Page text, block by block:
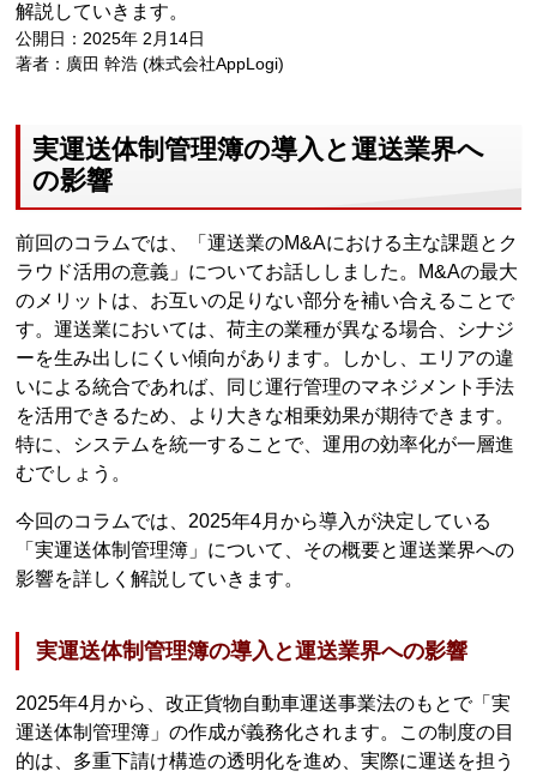
解説していきます。
公開日：2025年 2月14日
著者：廣田 幹浩 (株式会社AppLogi)
実運送体制管理簿の導入と運送業界へ
の影響
前回のコラムでは、「運送業のM&Aにおける主な課題とク
ラウド活用の意義」についてお話ししました。M&Aの最大
のメリットは、お互いの足りない部分を補い合えることで
す。運送業においては、荷主の業種が異なる場合、シナジ
ーを生み出しにくい傾向があります。しかし、エリアの違
いによる統合であれば、同じ運行管理のマネジメント手法
を活用できるため、より大きな相乗効果が期待できます。
特に、システムを統一することで、運用の効率化が一層進
むでしょう。
今回のコラムでは、2025年4月から導入が決定している
「実運送体制管理簿」について、その概要と運送業界への
影響を詳しく解説していきます。
実運送体制管理簿の導入と運送業界への影響
2025年4月から、改正貨物自動車運送事業法のもとで「実
運送体制管理簿」の作成が義務化されます。この制度の目
的は、多重下請け構造の透明化を進め、実際に運送を担う